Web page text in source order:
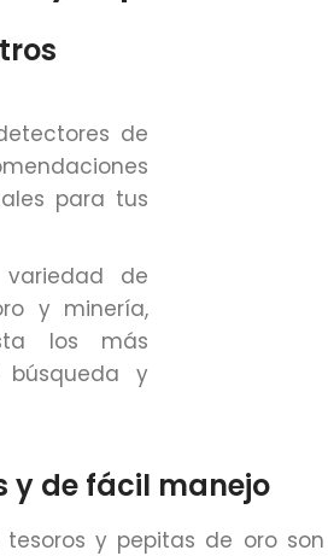
de
para tus
de
y minería,
los más
y
y de fácil manejo
y pepitas de oro